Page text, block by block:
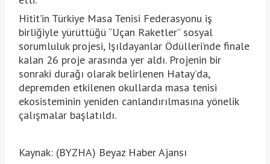
Hitit’in Türkiye Masa Tenisi Federasyonu iş
birliğiyle yürüttüğü “Uçan Raketler” sosyal
sorumluluk projesi, Işıldayanlar Ödülleri’nde finale
kalan 26 proje arasında yer aldı. Projenin bir
sonraki durağı olarak belirlenen Hatay’da,
depremden etkilenen okullarda masa tenisi
ekosisteminin yeniden canlandırılmasına yönelik
çalışmalar başlatıldı.
Kaynak: (BYZHA) Beyaz Haber Ajansı